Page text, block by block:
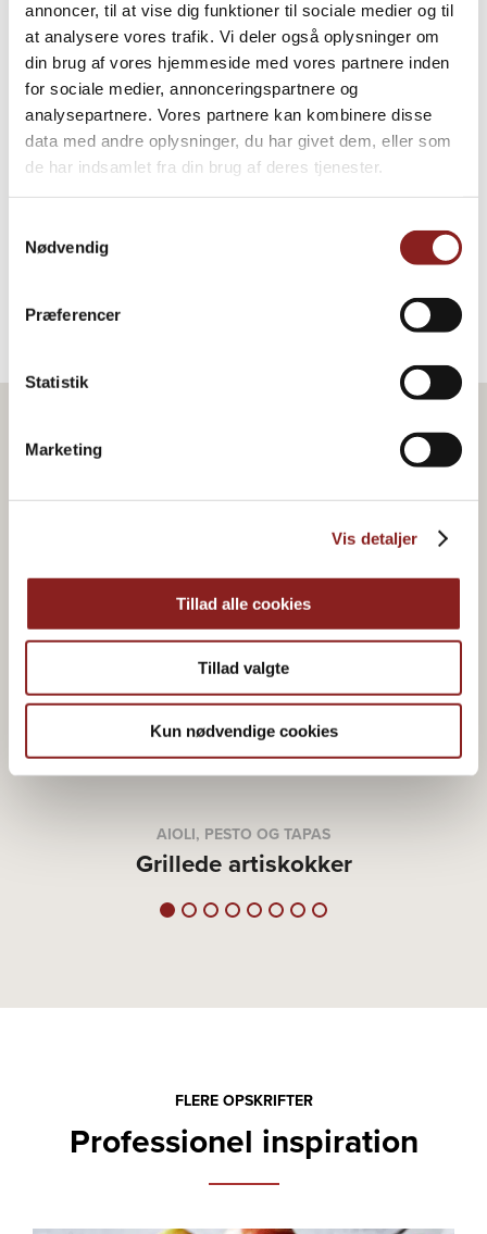
annoncer, til at vise dig funktioner til sociale medier og til
at analysere vores trafik. Vi deler også oplysninger om
din brug af vores hjemmeside med vores partnere inden
for sociale medier, annonceringspartnere og
analysepartnere. Vores partnere kan kombinere disse
data med andre oplysninger, du har givet dem, eller som
de har indsamlet fra din brug af deres tjenester.
Nødvendig
Præferencer
Statistik
Marketing
Vis detaljer
Tillad alle cookies
Tillad valgte
Kun nødvendige cookies
Hæld olien fra peberfrugterne og skær dem i aflange tynde
strimler, og vend i tomatblandingen.
Skær dadlerne i små tern. Vend dadler i tomatblandingen sammen
med quinoa. Krydr med salt.
Dressing
Rør de to dressinger sammen.
Tip:Brug grillede squash ,eller grillede grønne oliven, drys
AIOLI, PESTO OG TAPAS
Grillede artiskokker
FLERE OPSKRIFTER
Professionel inspiration